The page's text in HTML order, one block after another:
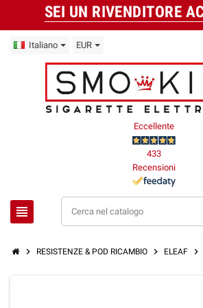
SEI UN RIVENDITORE
Italiano EUR
Eccellente
433
Recensioni
view_headline
chevron_right RESISTENZE & POD RICAMBIO chevron_right ELEAF chevron_right